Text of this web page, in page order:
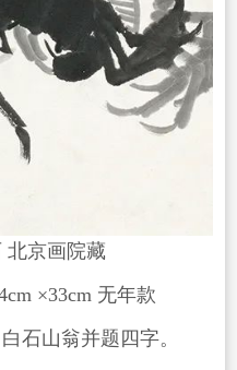
京画院藏
×33cm 无年款
山翁并题四字。